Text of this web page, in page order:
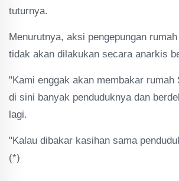
tuturnya.
Menurutnya, aksi pengepungan
tidak akan dilakukan secara anarkis
"Kami enggak akan membakar rumah
di sini banyak penduduknya dan
lagi.
"Kalau dibakar kasihan sama
(*)